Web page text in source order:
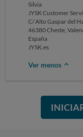
Silvia
JYSK Customer
C/ Alto Gaspar del
46380 Cheste,
España
JYSK.es
Ver menos